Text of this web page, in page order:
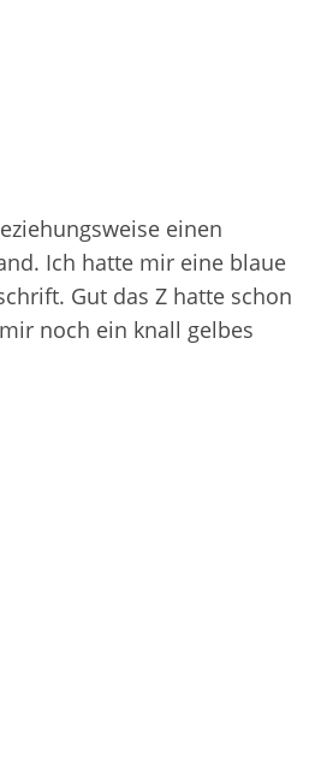
einen
Ich hatte mir eine blaue
Gut das Z hatte schon
noch ein knall gelbes